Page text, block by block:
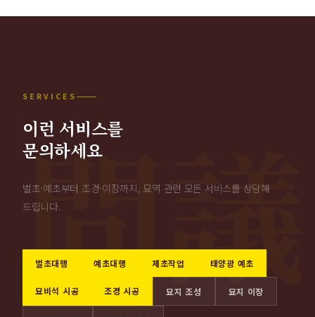
SERVICES
이런 서비스를
문의하세요
벌초·예초부터 조경·이장까지, 묘역 관련 모든 서비스를 상담해
드립니다.
벌초대행 예초대행 제초작업 태양광 예초
묘비석 시공 조경 시공 묘지 조성 묘지 이장